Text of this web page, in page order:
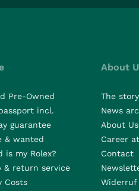
Pre-Owned
incl.
guarantee
& wanted
is my Rolex?
& return service
Costs
About
The
News
About Us
Career
Contact
Widerruf